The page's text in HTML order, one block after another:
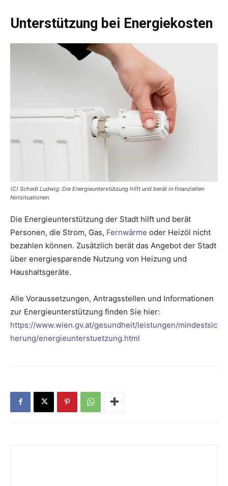
Unterstützung bei Energiekosten
(C) Schedl Ludwig: Die Energieunterstützung hilft und berät in finanziellen
Notsituationen.
Die Energieunterstützung der Stadt hilft und berät
Personen, die Strom, Gas, Fernwärme oder Heizöl nicht
bezahlen können. Zusätzlich berät das Angebot der Stadt
über energiesparende Nutzung von Heizung und
Haushaltsgeräte.
Alle Voraussetzungen, Antragsstellen und Informationen
zur Energieunterstützung finden Sie hier:
https://www.wien.gv.at/gesundheit/leistungen/mindestsic
herung/energieunterstuetzung.html